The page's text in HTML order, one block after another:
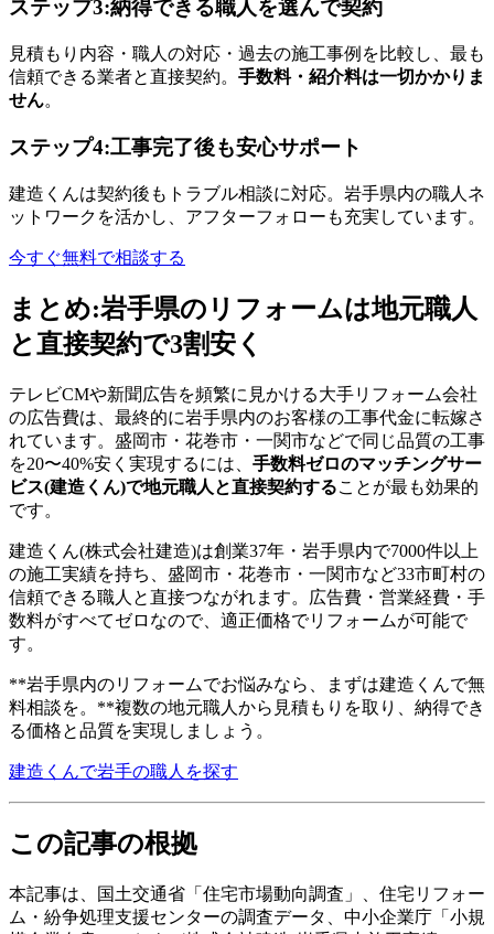
ステップ3:納得できる職人を選んで契約
見積もり内容・職人の対応・過去の施工事例を比較し、最も
信頼できる業者と直接契約。 手数料・紹介料は一切かかりま
せん。
ステップ4:工事完了後も安心サポート
建造くんは契約後もトラブル相談に対応。岩手県内の職人ネ
ットワークを活かし、アフターフォローも充実しています。
今すぐ無料で相談する
まとめ:岩手県のリフォームは地元職人
と直接契約で3割安く
テレビCMや新聞広告を頻繁に見かける大手リフォーム会社
の広告費は、最終的に岩手県内のお客様の工事代金に転嫁さ
れています。盛岡市・花巻市・一関市などで同じ品質の工事
を20〜40%安く実現するには、 手数料ゼロのマッチングサー
ビス(建造くん)で地元職人と直接契約することが最も効果的
です。
建造くん(株式会社建造)は創業37年・岩手県内で7000件以上
の施工実績を持ち、盛岡市・花巻市・一関市など33市町村の
信頼できる職人と直接つながれます。広告費・営業経費・手
数料がすべてゼロなので、適正価格でリフォームが可能で
す。
**岩手県内のリフォームでお悩みなら、まずは建造くんで無
料相談を。**複数の地元職人から見積もりを取り、納得でき
る価格と品質を実現しましょう。
建造くんで岩手の職人を探す
この記事の根拠
本記事は、国土交通省「住宅市場動向調査」、住宅リフォー
ム・紛争処理支援センターの調査データ、中小企業庁「小規